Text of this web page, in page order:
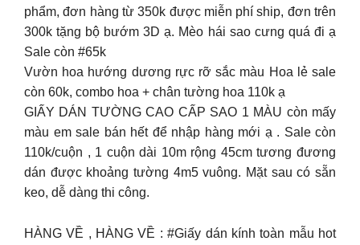
phẩm, đơn hàng từ 350k được miễn phí ship, đơn trên
300k tặng bộ bướm 3D ạ. Mèo hái sao cưng quá đi ạ
Sale còn #65k
Vườn hoa hướng dương rực rỡ sắc màu Hoa lẻ sale
còn 60k, combo hoa + chân tường hoa 110k ạ
GIẤY DÁN TƯỜNG CAO CẤP SAO 1 MÀU còn mấy
màu em sale bán hết để nhập hàng mới ạ . Sale còn
110k/cuộn , 1 cuộn dài 10m rộng 45cm tương đương
dán được khoảng tường 4m5 vuông. Mặt sau có sẵn
keo, dễ dàng thi công.
HÀNG VỀ , HÀNG VỀ : #Giấy dán kính toàn mẫu hot